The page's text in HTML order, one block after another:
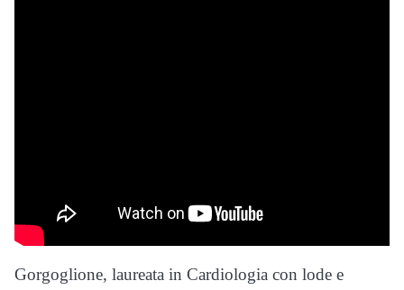
Gorgoglione, laureata in Cardiologia con lode e